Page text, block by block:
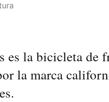
es la bicicleta de
la marca